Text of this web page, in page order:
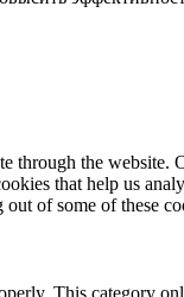
the website.
that help us
of some of these
This category